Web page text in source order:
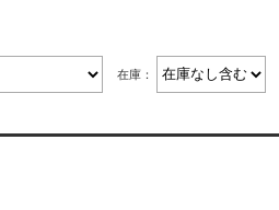
在庫：